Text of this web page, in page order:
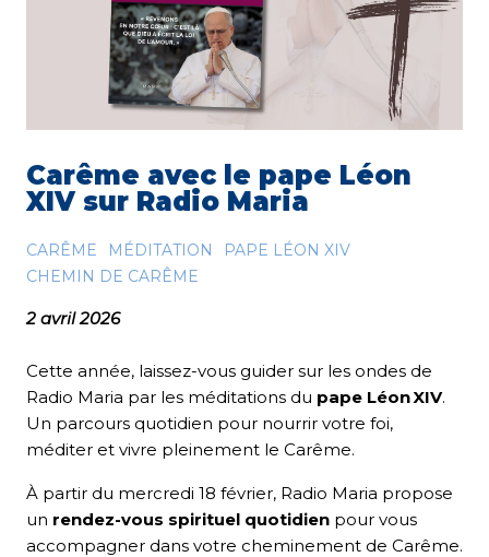
Carême avec le pape Léon
XIV sur Radio Maria
CARÊME MÉDITATION
PAPE LÉON XIV
CHEMIN DE CARÊME
2 avril 2026
Cette année, laissez-vous guider sur les ondes de
Radio Maria par les méditations du pape Léon XIV.
Un parcours quotidien pour nourrir votre foi,
méditer et vivre pleinement le Carême.
À partir du mercredi 18 février, Radio Maria propose
un rendez-vous spirituel quotidien pour vous
accompagner dans votre cheminement de Carême.